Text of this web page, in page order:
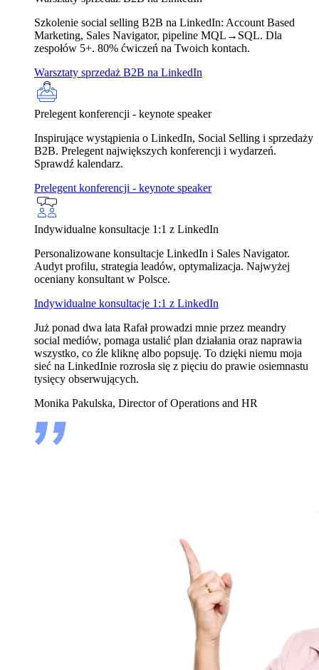
Szkolenie social selling B2B na LinkedIn: Account Based
Marketing, Sales Navigator, pipeline MQL→SQL. Dla
zespołów 5+. 80% ćwiczeń na Twoich kontach.
Warsztaty sprzedaż B2B na LinkedIn
Prelegent konferencji - keynote speaker
Inspirujące wystąpienia o LinkedIn, Social Selling i sprzedaży
B2B. Prelegent największych konferencji i wydarzeń.
Sprawdź kalendarz.
Prelegent konferencji - keynote speaker
Indywidualne konsultacje 1:1 z LinkedIn
Personalizowane konsultacje LinkedIn i Sales Navigator.
Audyt profilu, strategia leadów, optymalizacja. Najwyżej
oceniany konsultant w Polsce.
Indywidualne konsultacje 1:1 z LinkedIn
Już ponad dwa lata Rafał prowadzi mnie przez meandry
social mediów, pomaga ustalić plan działania oraz naprawia
wszystko, co źle kliknę albo popsuję. To dzięki niemu moja
sieć na LinkedInie rozrosła się z pięciu do prawie osiemnastu
tysięcy obserwujących.
Monika Pakulska, Director of Operations and HR